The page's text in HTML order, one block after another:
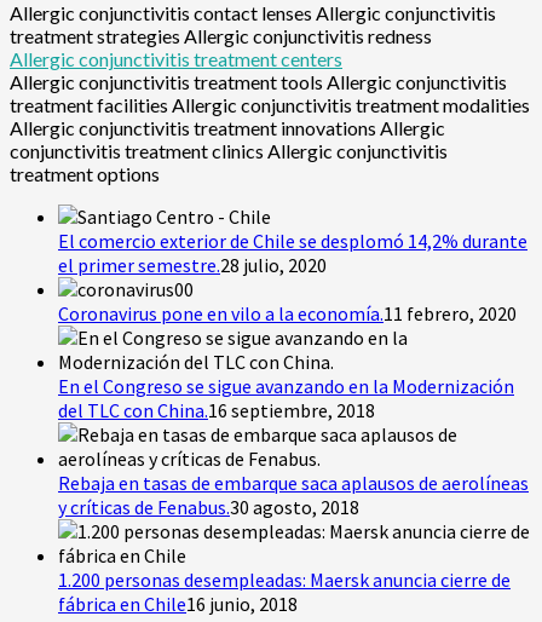
Allergic conjunctivitis contact lenses Allergic conjunctivitis
treatment strategies Allergic conjunctivitis redness
Allergic conjunctivitis treatment centers
Allergic conjunctivitis treatment tools Allergic conjunctivitis
treatment facilities Allergic conjunctivitis treatment modalities
Allergic conjunctivitis treatment innovations Allergic
conjunctivitis treatment clinics Allergic conjunctivitis
treatment options
El comercio exterior de Chile se desplomó 14,2% durante
el primer semestre.28 julio, 2020
Coronavirus pone en vilo a la economía.11 febrero, 2020
En el Congreso se sigue avanzando en la Modernización
del TLC con China.16 septiembre, 2018
Rebaja en tasas de embarque saca aplausos de aerolíneas
y críticas de Fenabus.30 agosto, 2018
1.200 personas desempleadas: Maersk anuncia cierre de
fábrica en Chile16 junio, 2018